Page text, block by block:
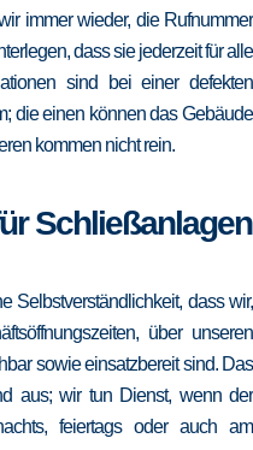
immer wieder, die Rufnummer
dass sie jederzeit für alle
sind bei einer defekten
die einen können das Gebäude
kommen nicht rein.
Schließanlagen
Selbstverständlichkeit, dass wir,
über unseren
sowie einsatzbereit sind. Das
aus; wir tun Dienst, wenn der
feiertags oder auch am